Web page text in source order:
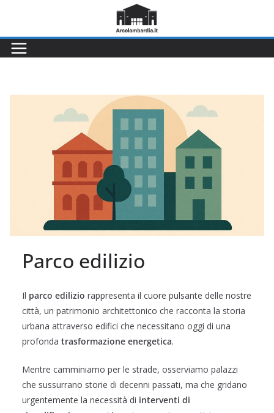
contenuto
Parco edilizio
Il parco edilizio rappresenta il cuore pulsante delle nostre
città, un patrimonio architettonico che racconta la storia
urbana attraverso edifici che necessitano oggi di una
profonda trasformazione energetica.
Mentre camminiamo per le strade, osserviamo palazzi
che sussurrano storie di decenni passati, ma che gridano
urgentemente la necessità di interventi di